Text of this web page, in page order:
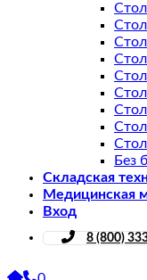
Без
Складская
Медицинская
Вход
8 (800)